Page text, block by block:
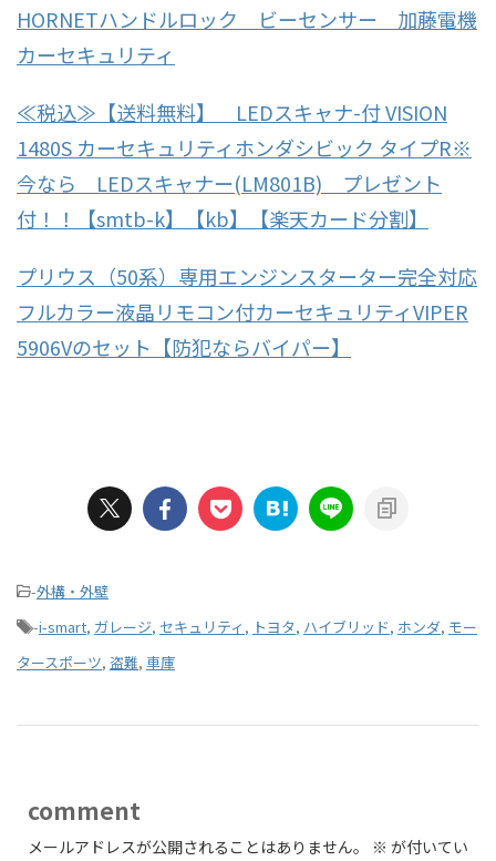
HORNETハンドルロック ビーセンサー 加藤電機
カーセキュリティ
≪税込≫【送料無料】 LEDスキャナ-付 VISION
1480S カーセキュリティホンダシビック タイプR※
今なら LEDスキャナー(LM801B) プレゼント
付！！【smtb-k】【kb】【楽天カード分割】
プリウス（50系）専用エンジンスターター完全対応
フルカラー液晶リモコン付カーセキュリティVIPER
5906Vのセット【防犯ならバイパー】
-外構・外壁
-i-smart, ガレージ, セキュリティ , トヨタ, ハイブリッド, ホンダ, モー
タースポーツ, 盗難, 車庫
comment
メールアドレスが公開されることはありません。 ※ が付いてい